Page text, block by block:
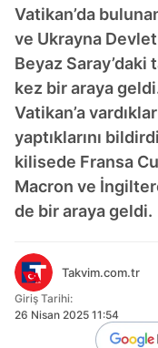
Vatikan’da
ve Ukrayna
Beyaz Saray’daki
kez bir araya
Vatikan’a
yaptıklarını
kilisede Fransa
Macron ve
de bir araya geldi.
Takvim.com.tr
Giriş Tarihi:
26 Nisan 2025 11:54